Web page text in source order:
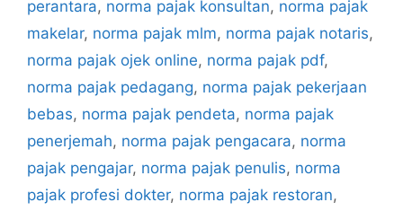
perantara, norma pajak konsultan, norma pajak
makelar, norma pajak mlm, norma pajak notaris,
norma pajak ojek online, norma pajak pdf,
norma pajak pedagang, norma pajak pekerjaan
bebas, norma pajak pendeta, norma pajak
penerjemah, norma pajak pengacara, norma
pajak pengajar, norma pajak penulis, norma
pajak profesi dokter, norma pajak restoran,